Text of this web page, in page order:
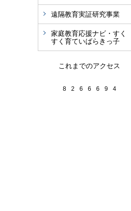
遠隔教育実証研究事業
家庭教育応援ナビ・すく
すく育ていばらきっ子
これまでのアクセス
8 2 6 6 6 9 4